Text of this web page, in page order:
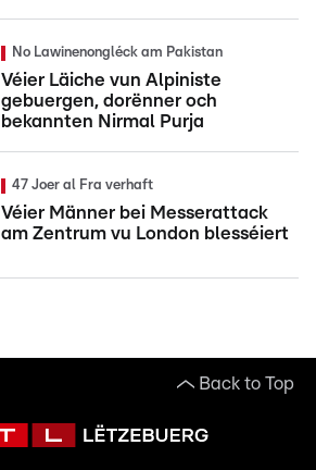
No Lawinenongléck am Pakistan
Véier Läiche vun Alpiniste
gebuergen, dorënner och
bekannten Nirmal Purja
47 Joer al Fra verhaft
Véier Männer bei Messerattack
am Zentrum vu London blesséiert
Back to Top